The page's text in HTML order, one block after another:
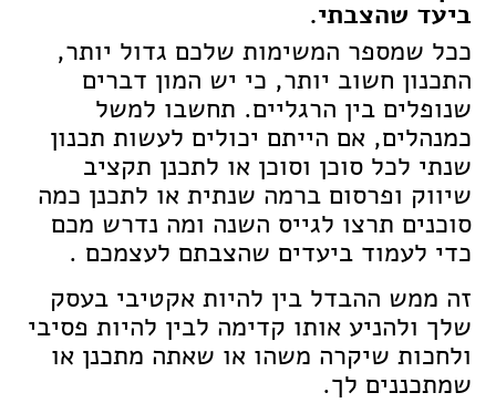
ביעד שהצבתי.
ככל שמספר המשימות שלכם גדול יותר,
התכנון חשוב יותר, כי יש המון דברים
שנופלים בין הרגליים. תחשבו למשל
כמנהלים, אם הייתם יכולים לעשות תכנון
שנתי לכל סוכן וסוכן או לתכנן תקציב
שיווק ופרסום ברמה שנתית או לתכנן כמה
סוכנים תרצו לגייס השנה ומה נדרש מכם
כדי לעמוד ביעדים שהצבתם לעצמכם .
זה ממש ההבדל בין להיות אקטיבי בעסק
שלך ולהניע אותו קדימה לבין להיות פסיבי
ולחכות שיקרה משהו או שאתה מתכנן או
שמתכננים לך.